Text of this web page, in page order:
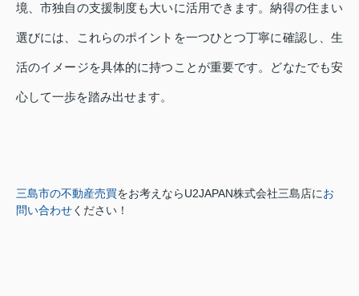
境、市独自の支援制度も大いに活用できます。納得の住まい
選びには、これらのポイントを一つひとつ丁寧に確認し、生
活のイメージを具体的に持つことが重要です。どなたでも安
心して一歩を踏み出せます。
三島市の不動産売買をお考えならU2JAPAN株式会社三島店にお
問い合わせください！